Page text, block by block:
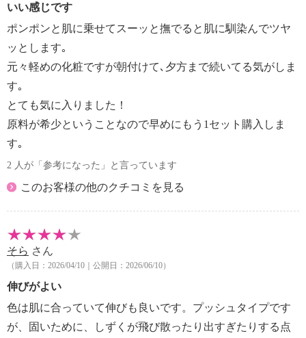
いい感じです
ポンポンと肌に乗せてスーッと撫でると肌に馴染んでツヤ
ッとします｡
元々軽めの化粧ですが朝付けて､夕方まで続いてる気がしま
す｡
とても気に入りました！
原料が希少ということなので早めにもう1セット購入しま
す｡
2 人が「参考になった」と言っています
このお客様の他のクチコミを見る
そら さん
（購入日：2026/04/10｜公開日：2026/06/10）
伸びがよい
色は肌に合っていて伸びも良いです。プッシュタイプです
が、固いために、しずくが飛び散ったり出すぎたりする点